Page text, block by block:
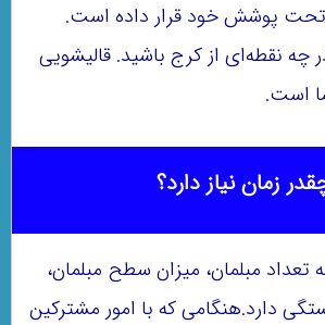
تحت پوشش خود قرار داده است.
چه نقطه‌ای از کرج باشید. قالیشویی
است.
زمان نیاز دارد؟
مبلمان، میزان سطح مبلمان،
دارد.هنگامی که با امور مشترکین